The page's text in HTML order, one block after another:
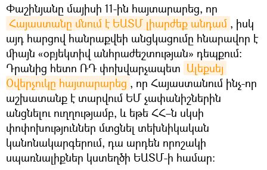
Փաշինյանը մայիսի 11-ին հայտարարեց, որ
Հայաստանը մնում է ԵԱՏՄ լիարժեք անդամ , իսկ
այդ հարցով հանրաքվեի անցկացումը հնարավոր է
միայն «օբյեկտիվ անհրաժեշտության» դեպքում:
Դրանից հետո ՌԴ փոխվարչապետ Ալեքսեյ
Օվերչուկը հայտարարեց , որ Հայաստանում ինչ-որ
աշխատանք է տարվում ԵՄ չափանիշներին
անցնելու ուղղությամբ, և եթե ՀՀ–ն սկսի
փոփոխություններ մտցնել տեխնիկական
կանոնակարգերում, դա արդեն որոշակի
սպառնալիքներ կստեղծի ԵԱՏՄ-ի համար: